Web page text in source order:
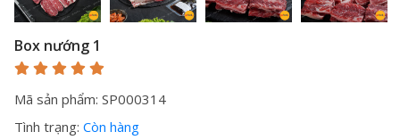
Box nướng 1
Mã sản phẩm: SP000314
Tình trạng: Còn hàng